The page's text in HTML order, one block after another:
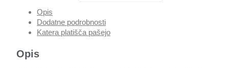
Opis
Dodatne podrobnosti
Katera platišča pašejo
Opis